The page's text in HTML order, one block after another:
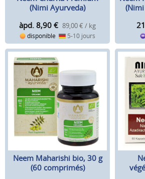
(Nimi Ayurveda)
àpd. 8,90 € 89,00 € / kg
disponible 5-10 jours
Neem Maharishi bio, 30 g
(60 comprimés)